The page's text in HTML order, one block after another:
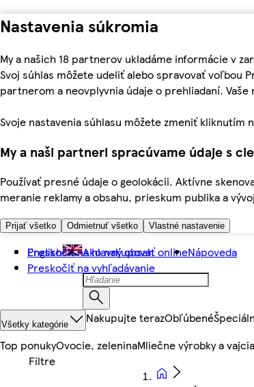
Nastavenia súkromia
My a našich 18 partnerov ukladáme informácie v
Svoj súhlas môžete udeliť alebo spravovať voľbou
partnerom a neovplyvnia údaje o prehliadaní.
Svoje nastavenia súhlasu môžete zmeniť kliknutím
My a naši partneri spracúvame údaje s
Používať presné údaje o geolokácii. Aktívne
meranie reklamy a obsahu, prieskum publika a
Prijať všetko Odmietnuť všetko Vlastné nastavenie
Preskočiť na hlavný obsah
Preskočiť na vyhľadávanie
English Ako nakupovať onlineNápoveda
Všetky kategórie Nakupujte terazObľúbené
Top ponukyOvocie, zeleninaMliečne výrobky a vajcia